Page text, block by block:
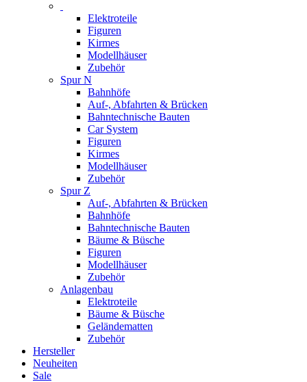
Elektroteile
Figuren
Kirmes
Modellhäuser
Zubehör
Spur N
Bahnhöfe
Auf-, Abfahrten & Brücken
Bahntechnische Bauten
Car System
Figuren
Kirmes
Modellhäuser
Zubehör
Spur Z
Auf-, Abfahrten & Brücken
Bahnhöfe
Bahntechnische Bauten
Bäume & Büsche
Figuren
Modellhäuser
Zubehör
Anlagenbau
Elektroteile
Bäume & Büsche
Geländematten
Zubehör
Hersteller
Neuheiten
Sale